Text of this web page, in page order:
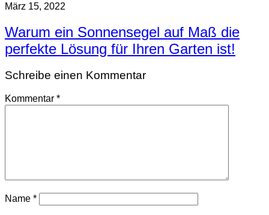
März 15, 2022
Warum ein Sonnensegel auf Maß die
perfekte Lösung für Ihren Garten ist!
Schreibe einen Kommentar
Kommentar *
Name *